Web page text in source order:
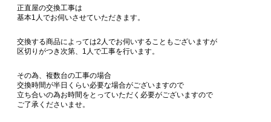
正直屋の交換工事は
基本1人でお伺いさせていただきます。
交換する商品によっては2人でお伺いすることもございますが
区切りがつき次第、1人で工事を行います。
その為、複数台の工事の場合
交換時間が半日くらい必要な場合がございますので
立ち合いの為お時間をとっていただく必要がございますので
ご了承くださいませ。